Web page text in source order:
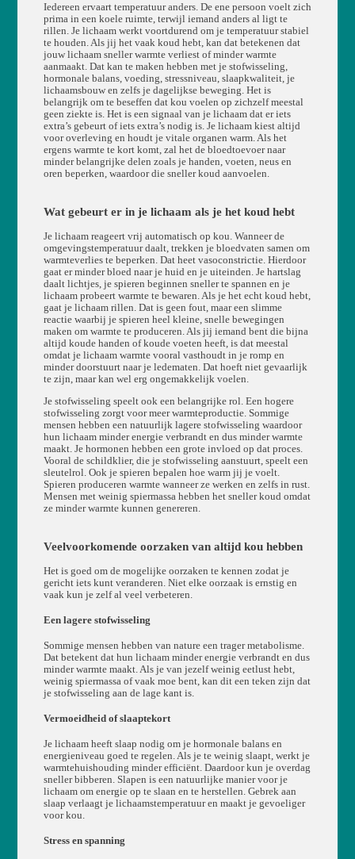
Iedereen ervaart temperatuur anders. De ene persoon voelt zich
prima in een koele ruimte, terwijl iemand anders al ligt te
rillen. Je lichaam werkt voortdurend om je temperatuur stabiel
te houden. Als jij het vaak koud hebt, kan dat betekenen dat
jouw lichaam sneller warmte verliest of minder warmte
aanmaakt. Dat kan te maken hebben met je stofwisseling,
hormonale balans, voeding, stressniveau, slaapkwaliteit, je
lichaamsbouw en zelfs je dagelijkse beweging. Het is
belangrijk om te beseffen dat kou voelen op zichzelf meestal
geen ziekte is. Het is een signaal van je lichaam dat er iets
extra’s gebeurt of iets extra’s nodig is. Je lichaam kiest altijd
voor overleving en houdt je vitale organen warm. Als het
ergens warmte te kort komt, zal het de bloedtoevoer naar
minder belangrijke delen zoals je handen, voeten, neus en
oren beperken, waardoor die sneller koud aanvoelen.
Wat gebeurt er in je lichaam als je het koud hebt
Je lichaam reageert vrij automatisch op kou. Wanneer de
omgevingstemperatuur daalt, trekken je bloedvaten samen om
warmteverlies te beperken. Dat heet vasoconstrictie. Hierdoor
gaat er minder bloed naar je huid en je uiteinden. Je hartslag
daalt lichtjes, je spieren beginnen sneller te spannen en je
lichaam probeert warmte te bewaren. Als je het echt koud hebt,
gaat je lichaam rillen. Dat is geen fout, maar een slimme
reactie waarbij je spieren heel kleine, snelle bewegingen
maken om warmte te produceren. Als jij iemand bent die bijna
altijd koude handen of koude voeten heeft, is dat meestal
omdat je lichaam warmte vooral vasthoudt in je romp en
minder doorstuurt naar je ledematen. Dat hoeft niet gevaarlijk
te zijn, maar kan wel erg ongemakkelijk voelen.
Je stofwisseling speelt ook een belangrijke rol. Een hogere
stofwisseling zorgt voor meer warmteproductie. Sommige
mensen hebben een natuurlijk lagere stofwisseling waardoor
hun lichaam minder energie verbrandt en dus minder warmte
maakt. Je hormonen hebben een grote invloed op dat proces.
Vooral de schildklier, die je stofwisseling aanstuurt, speelt een
sleutelrol. Ook je spieren bepalen hoe warm jij je voelt.
Spieren produceren warmte wanneer ze werken en zelfs in rust.
Mensen met weinig spiermassa hebben het sneller koud omdat
ze minder warmte kunnen genereren.
Veelvoorkomende oorzaken van altijd kou hebben
Het is goed om de mogelijke oorzaken te kennen zodat je
gericht iets kunt veranderen. Niet elke oorzaak is ernstig en
vaak kun je zelf al veel verbeteren.
Een lagere stofwisseling
Sommige mensen hebben van nature een trager metabolisme.
Dat betekent dat hun lichaam minder energie verbrandt en dus
minder warmte maakt. Als je van jezelf weinig eetlust hebt,
weinig spiermassa of vaak moe bent, kan dit een teken zijn dat
je stofwisseling aan de lage kant is.
Vermoeidheid of slaaptekort
Je lichaam heeft slaap nodig om je hormonale balans en
energieniveau goed te regelen. Als je te weinig slaapt, werkt je
warmtehuishouding minder efficiënt. Daardoor kun je overdag
sneller bibberen. Slapen is een natuurlijke manier voor je
lichaam om energie op te slaan en te herstellen. Gebrek aan
slaap verlaagt je lichaamstemperatuur en maakt je gevoeliger
voor kou.
Stress en spanning